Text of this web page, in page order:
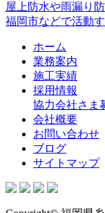
屋上防水や雨漏り
福岡市などで活動
ホーム
業務案内
施工実績
採用情報
協力会社さま
会社概要
お問い合わせ
ブログ
サイトマップ